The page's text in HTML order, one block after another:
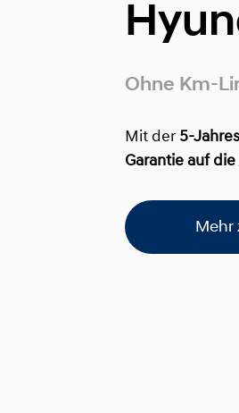
Ohne Km-
Mit der 5-
Garantie auf
Mehr